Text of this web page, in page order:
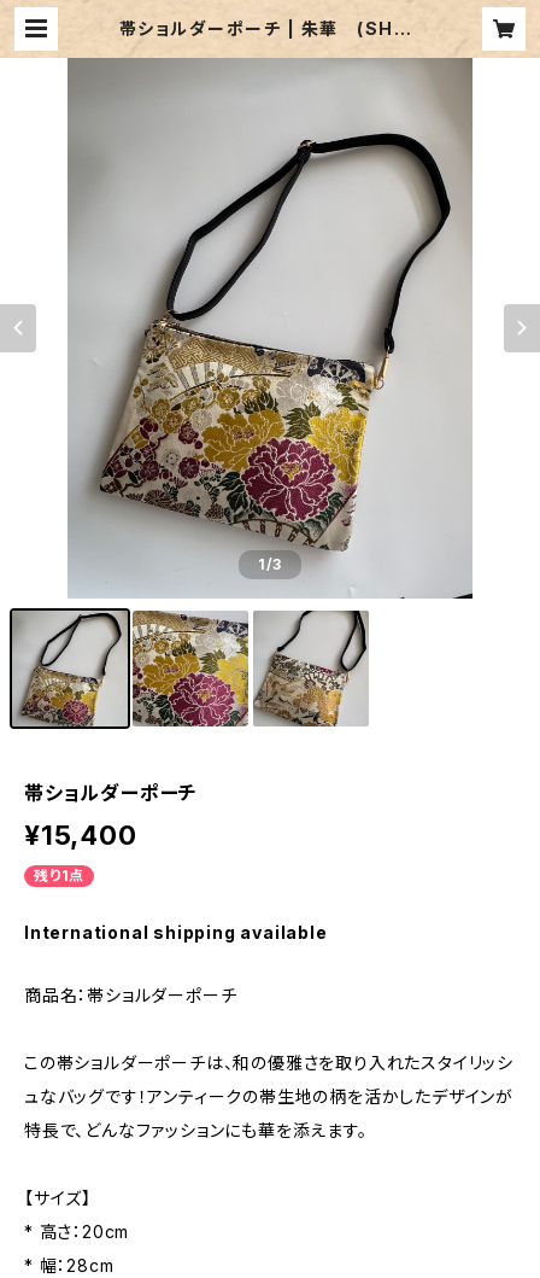
帯ショルダーポーチ | 朱華 (SHUK
1/3
帯ショルダーポーチ
¥15,400
残り1点
International shipping available
商品名：帯ショルダーポーチ
この帯ショルダーポーチは、和の優雅さを取り入れたスタイリッシ
ュなバッグです！アンティークの帯生地の柄を活かしたデザインが
特長で、どんなファッションにも華を添えます。
【サイズ】
* 高さ：20cm
* 幅：28cm